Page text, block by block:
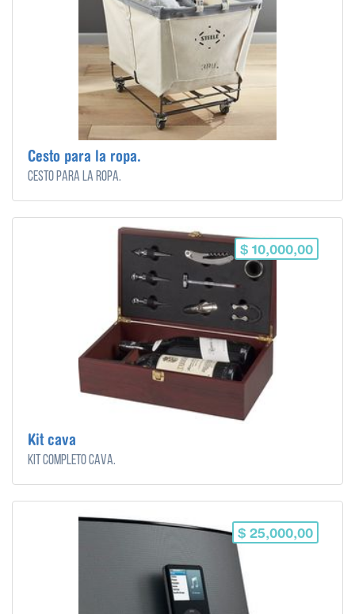
Cesto para la ropa.
Cesto para la ropa.
$ 10,000,00
Kit cava
Kit completo cava.
$ 25,000,00